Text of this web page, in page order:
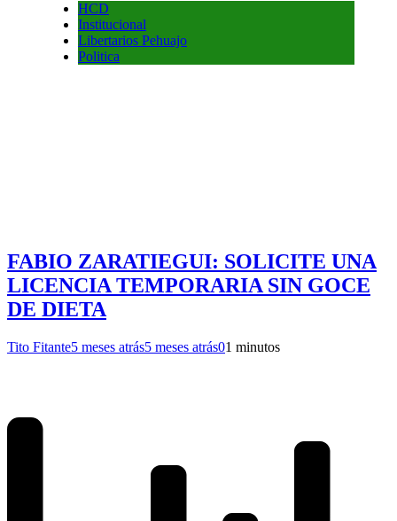
HCD
Institucional
Libertarios Pehuajo
Politica
FABIO ZARATIEGUI: SOLICITE UNA
LICENCIA TEMPORARIA SIN GOCE
DE DIETA
Tito Fitante5 meses atrás5 meses atrás01 minutos